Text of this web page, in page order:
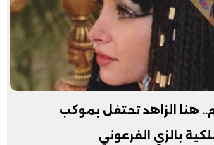
هنا الزاهد تحتفل بموكب
بالزي الفرعوني